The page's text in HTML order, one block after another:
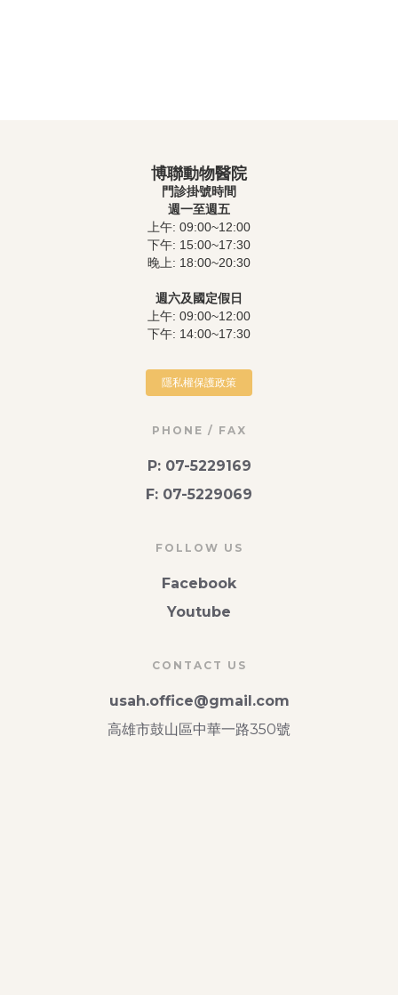
博聯動物醫院
門診掛號時間
週一至週五
上午: 09:00~12:00
下午: 15:00~17:30
晚上: 18:00~20:30
週六及國定假日
上午: 09:00~12:00
下午: 14:00~17:30
隱私權保護政策
PHONE / FAX
P: 07-5229169
F: 07-5229069
FOLLOW US
Facebook
Youtube
CONTACT US
usah.office@gmail.com
高雄市鼓山區中華一路350號